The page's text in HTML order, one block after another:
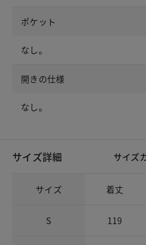
ポケット
なし。
開きの仕様
なし。
サイズ詳細 サイズ
サイズ 着丈
S 119